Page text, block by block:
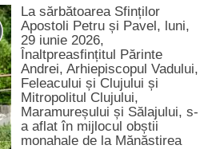
La sărbătoarea Sfinților
Apostoli Petru și Pavel, luni,
29 iunie 2026,
Înaltpreasfințitul Părinte
Andrei, Arhiepiscopul Vadului,
Feleacului și Clujului și
Mitropolitul Clujului,
Maramureșului și Sălajului, s-
a aflat în mijlocul obștii
monahale de la Mănăstirea